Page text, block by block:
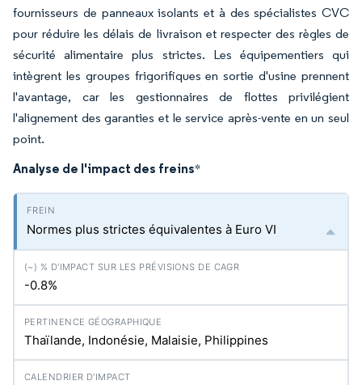
fournisseurs de panneaux isolants et à des spécialistes CVC
pour réduire les délais de livraison et respecter des règles de
sécurité alimentaire plus strictes. Les équipementiers qui
intègrent les groupes frigorifiques en sortie d'usine prennent
l'avantage, car les gestionnaires de flottes privilégient
l'alignement des garanties et le service après-vente en un seul
point.
Analyse de l'impact des freins*
Normes plus strictes équivalentes à Euro VI
-0.8%
Thaïlande, Indonésie, Malaisie, Philippines